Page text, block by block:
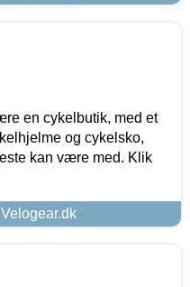
en cykelbutik, med et
og cykelsko,
kan være med. Klik